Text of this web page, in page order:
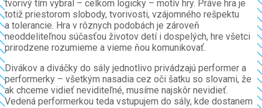
tvorivý tím vybral – celkom logicky – motív hry. Práve hra je
totiž priestorom slobody, tvorivosti, vzájomného rešpektu
a tolerancie. Hra v rôznych podobách je zároveň
neoddeliteľnou súčasťou životov detí i dospelých, hre všetci
prirodzene rozumieme a vieme ňou komunikovať.
Divákov a diváčky do sály jednotlivo privádzajú performer a
performerky – všetkým nasadia cez oči šatku so slovami, že
ak chceme vidieť neviditeľné, musíme najskôr nevidieť.
Vedená performerkou teda vstupujem do sály, kde dostanem